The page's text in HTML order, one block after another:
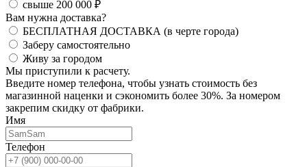
свыше 200 000 ₽
Вам нужна доставка?
БЕСПЛАТНАЯ ДОСТАВКА (в черте города)
Заберу самостоятельно
Живу за городом
Мы приступили к расчету.
Введите номер телефона, чтобы узнать стоимость без
магазинной наценки и сэкономить более 30%. За номером
закрепим скидку от фабрики.
Имя
Телефон